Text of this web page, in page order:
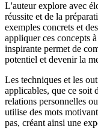
L'auteur explore avec
réussite et de la
exemples concrets et
appliquer ces concepts
inspirante permet de
potentiel et devenir la
Les techniques et les
applicables, que ce soit
relations personnelles
utilise des mots
pas, créant ainsi une